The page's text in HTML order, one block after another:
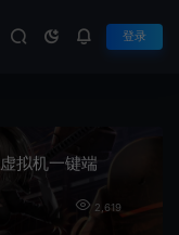
登录
拟机一键端
2,619